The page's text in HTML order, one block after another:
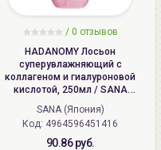
/ 0 отзывов
HADANOMY Лосьон
суперувлажняющий с
коллагеном и гиалуроновой
кислотой, 250мл / SANA
HADANOMY Collagen mist
SANA (Япония)
Код: 4964596451416
90.86 руб.